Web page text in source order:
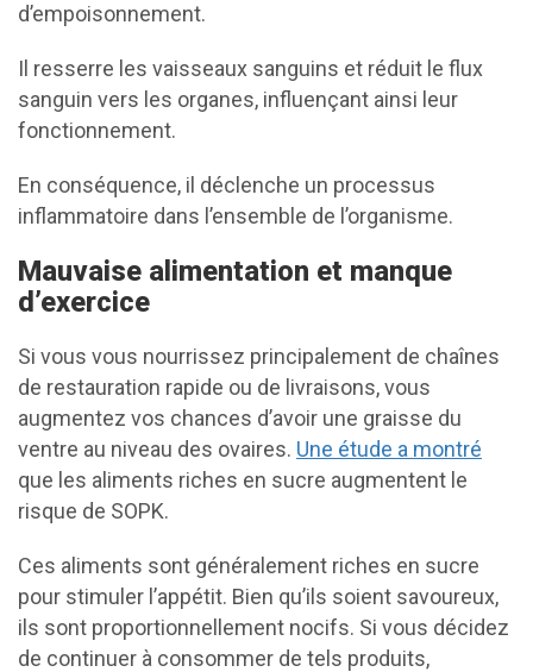
d’empoisonnement.
Il resserre les vaisseaux sanguins et réduit le flux
sanguin vers les organes, influençant ainsi leur
fonctionnement.
En conséquence, il déclenche un processus
inflammatoire dans l’ensemble de l’organisme.
Mauvaise alimentation et manque
d’exercice
Si vous vous nourrissez principalement de chaînes
de restauration rapide ou de livraisons, vous
augmentez vos chances d’avoir une graisse du
ventre au niveau des ovaires. Une étude a montré
que les aliments riches en sucre augmentent le
risque de SOPK.
Ces aliments sont généralement riches en sucre
pour stimuler l’appétit. Bien qu’ils soient savoureux,
ils sont proportionnellement nocifs. Si vous décidez
de continuer à consommer de tels produits,